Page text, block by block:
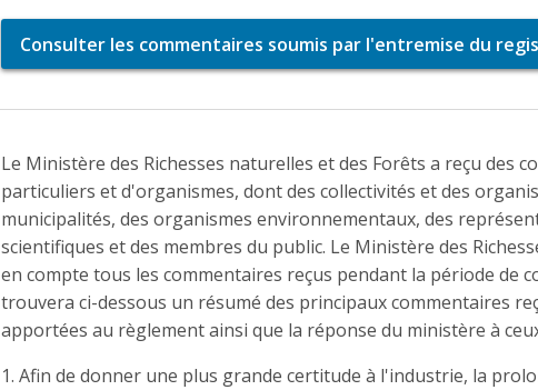
Consulter les commentaires soumis par l'entremise du
Le Ministère des Richesses naturelles et des Forêts a reçu des
particuliers et d'organismes, dont des collectivités et des
municipalités, des organismes environnementaux, des
scientifiques et des membres du public. Le Ministère des
en compte tous les commentaires reçus pendant la période de
trouvera ci-dessous un résumé des principaux commentaires
apportées au règlement ainsi que la réponse du ministère à
1. Afin de donner une plus grande certitude à l'industrie, la